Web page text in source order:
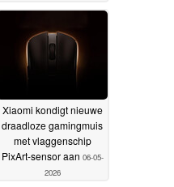
Xiaomi kondigt nieuwe
draadloze gamingmuis
met vlaggenschip
PixArt-sensor aan 06-05-
2026